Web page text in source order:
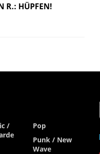
R.: HÜPFEN!
/
Pop
Punk / New
Wave